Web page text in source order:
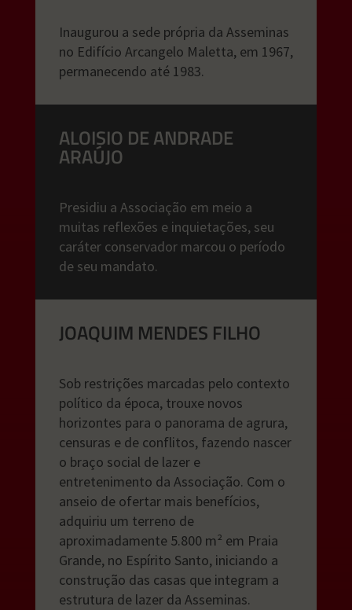
Inaugurou a sede própria da Asseminas
no Edifício Arcangelo Maletta, em 1967,
permanecendo até 1983.
ALOISIO DE ANDRADE
ARAÚJO
Presidiu a Associação em meio a
muitas reflexões e inquietações, seu
caráter conservador marcou o período
de seu mandato.
JOAQUIM MENDES FILHO
Sob restrições marcadas pelo contexto
político da época, trouxe novos
horizontes para o panorama de agrura,
censuras e de conflitos, fazendo nascer
o braço social de lazer e
entretenimento da Associação. Com o
anseio de ofertar mais benefícios,
adquiriu um terreno de
aproximadamente 5.800 m² em Praia
Grande, no Espírito Santo, iniciando a
construção das casas que integram a
estrutura de lazer da Asseminas.